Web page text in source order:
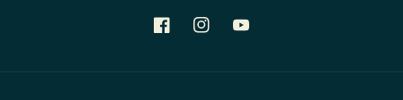
FacebookInstagramYouTube